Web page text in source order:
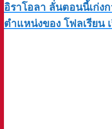
อิราโอลา ลั่นตอนนี้เก่งก
ตำแหน่งของ โฟลเรียน